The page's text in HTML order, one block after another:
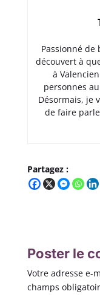
Passionné de
découvert à
à
personnes
Désormais, je
de faire
Partagez :
Poster le
Votre adresse e-
champs